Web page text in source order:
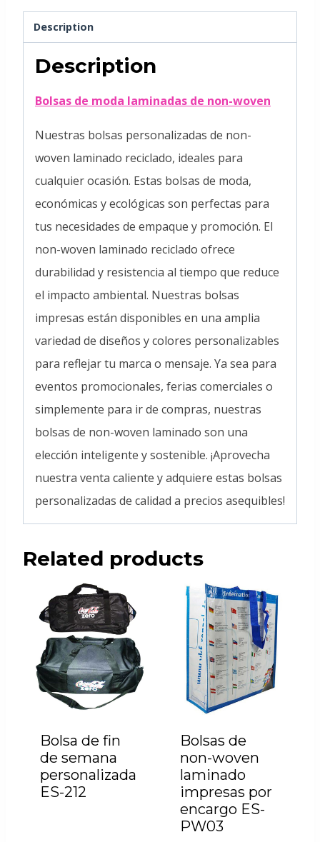
Description
Description
Bolsas de moda laminadas de non-woven
Nuestras bolsas personalizadas de non-
woven laminado reciclado, ideales para
cualquier ocasión. Estas bolsas de moda,
económicas y ecológicas son perfectas para
tus necesidades de empaque y promoción. El
non-woven laminado reciclado ofrece
durabilidad y resistencia al tiempo que reduce
el impacto ambiental. Nuestras bolsas
impresas están disponibles en una amplia
variedad de diseños y colores personalizables
para reflejar tu marca o mensaje. Ya sea para
eventos promocionales, ferias comerciales o
simplemente para ir de compras, nuestras
bolsas de non-woven laminado son una
elección inteligente y sostenible. ¡Aprovecha
nuestra venta caliente y adquiere estas bolsas
personalizadas de calidad a precios asequibles!
Related products
Bolsa de fin
de semana
personalizada
ES-212
Bolsas de
non-woven
laminado
impresas por
encargo ES-
PW03